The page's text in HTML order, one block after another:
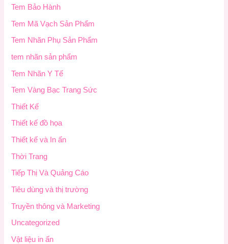
Tem Bảo Hành
Tem Mã Vạch Sản Phẩm
Tem Nhãn Phụ Sản Phẩm
tem nhãn sản phẩm
Tem Nhãn Y Tế
Tem Vàng Bạc Trang Sức
Thiết Kế
Thiết kế đồ họa
Thiết kế và In ấn
Thời Trang
Tiếp Thị Và Quảng Cáo
Tiêu dùng và thị trường
Truyền thông và Marketing
Uncategorized
Vật liệu in ấn